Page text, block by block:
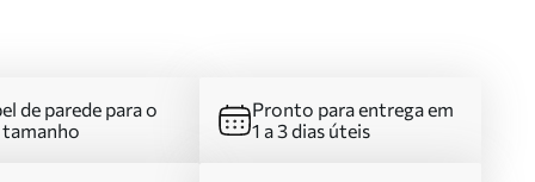
de parede para o
tamanho
Pronto para entrega em
1 a 3 dias úteis